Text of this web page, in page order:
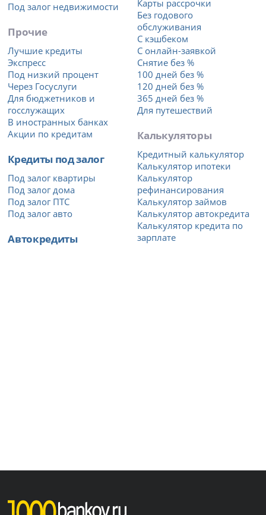
Под залог недвижимости
Прочие
Лучшие кредиты
Экспресс
Под низкий процент
Через Госуслуги
Для бюджетников и
госслужащих
В иностранных банках
Акции по кредитам
Кредиты под залог
Под залог квартиры
Под залог дома
Под залог ПТС
Под залог авто
Автокредиты
Карты рассрочки
Без годового
обслуживания
С кэшбеком
С онлайн-заявкой
Снятие без %
100 дней без %
120 дней без %
365 дней без %
Для путешествий
Калькуляторы
Кредитный калькулятор
Калькулятор ипотеки
Калькулятор
рефинансирования
Калькулятор займов
Калькулятор автокредита
Калькулятор кредита по
зарплате